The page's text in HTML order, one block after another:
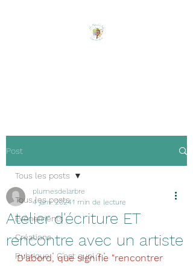
Post
Tous les posts
Evénements
Créations
Rubrique " C'est quoi ? "
Tous les posts
Atelier d'écriture ET
rencontre avec un artiste
plumesdelarbre
4 janv. 20241 min de lecture
D'abord, que signifie "rencontrer